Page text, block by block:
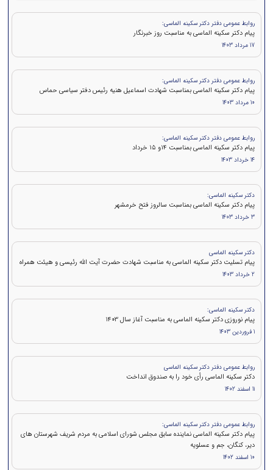
روابط عمومی دفتر دکتر سکینه الماسی:
پیام دکتر سکینه الماسی به مناسبت روز خبرنگار
17 مرداد 1403
روابط عمومی دفتر دکتر سکینه الماسی:
پيام دكتر سكينه الماسی بمناسبت شهادت اسماعیل هنیه رئیس دفتر سیاسی حماس
10 مرداد 1403
روابط عمومی دفتر دکتر سکینه الماسی:
پيام دكتر سکینه الماسی بمناسبت ۱۴و ۱۵ خرداد
14 خرداد 1403
دکتر سکینه الماسی:
پیام دکتر سکینه الماسی بمناسبت سالروز فتح خرمشهر
3 خرداد 1403
دکتر سکینه الماسی
پیام تسلیت دکتر سکینه الماسی به مناسبت شهادت حضرت آیت الله رئیسی و هیئت همراه
2 خرداد 1403
دکتر سکینه الماسی:
پیام نوروزی دکتر سکینه الماسی به مناسبت آغاز سال 1403
1 فروردین 1403
روابط عمومی دفتر دکتر سکینه الماسی
دکتر سکینه الماسی رأی خود را به صندوق انداخت
11 اسفند 1402
روابط عمومی دفتر دکتر سکینه الماسی:
پیام دکتر سکینه الماسی نماینده سابق مجلس شورای اسلامی به مردم شریف شهرستان های
دیر، کنگان، جم و عسلویه
10 اسفند 1402